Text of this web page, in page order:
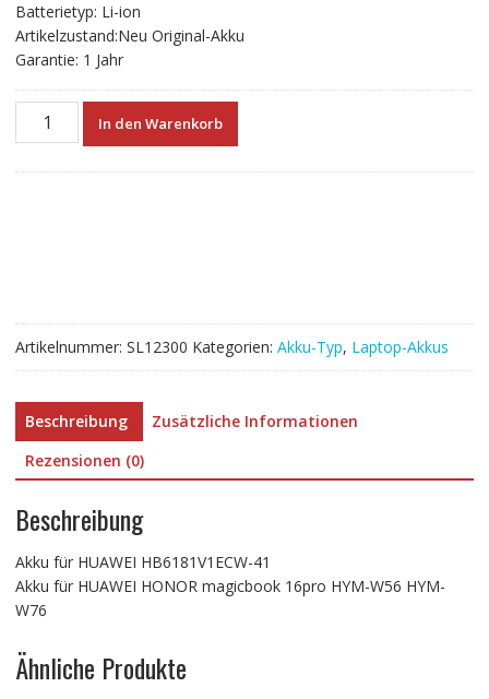
Batterietyp: Li-ion
Artikelzustand:Neu Original-Akku
Garantie: 1 Jahr
Neuer
Akku
In den Warenkorb
Artikelnummer: SL12300 Kategorien: Akku-Typ, Laptop-Akkus
Beschreibung
Zusätzliche Informationen
Rezensionen (0)
Beschreibung
Akku für HUAWEI HB6181V1ECW-41
Akku für HUAWEI HONOR magicbook 16pro HYM-W56 HYM-
W76
Ähnliche Produkte